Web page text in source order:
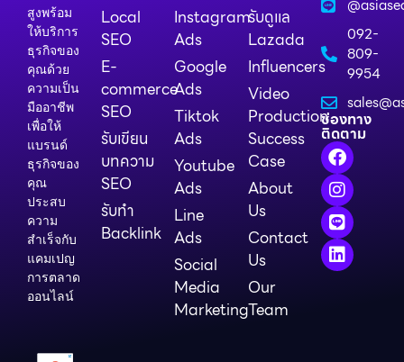
สูงพร้อม
ให้บริการ
ธุรกิจของ
คุณด้วย
ความเป็น
มืออาชีพ
เพื่อให้
แบรนด์
ธุรกิจของ
คุณ
ประสบ
ความ
สำเร็จกับ
แคมเปญ
การตลาด
ออนไลน์
Local
SEO
E-
commerce
SEO
รับเขียน
บทความ
SEO
รับทำ
Backlink
Instagram
Ads
Google
Ads
Tiktok
Ads
Youtube
Ads
Line
Ads
Social
Media
Marketing
รับดูแล
Lazada
Influencers
Video
Production
Success
Case
About
Us
Contact
Us
Our
Team
092-
809-
9954
ช่องทาง
ติดตาม